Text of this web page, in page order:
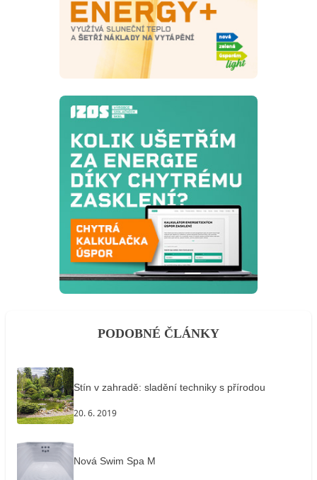
PODOBNÉ ČLÁNKY
Stín v zahradě: sladění techniky s přírodou
20. 6. 2019
Nová Swim Spa M